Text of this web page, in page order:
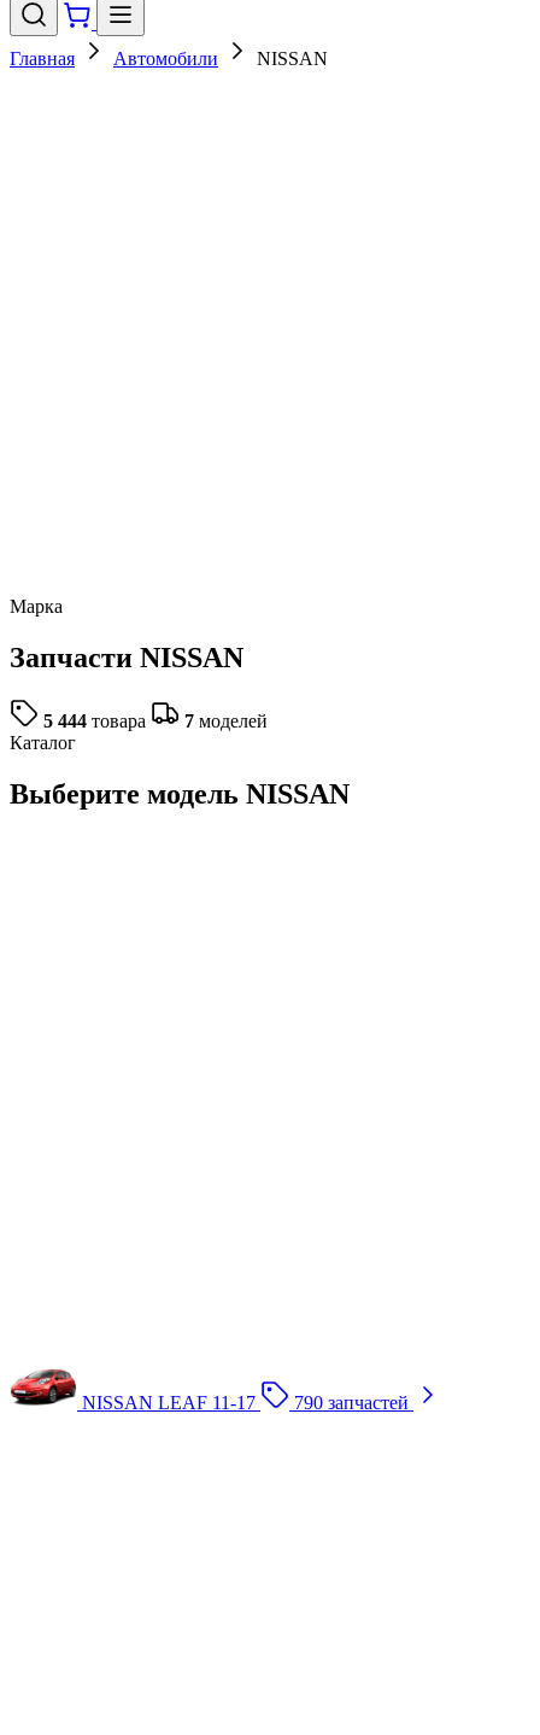
Главная Автомобили NISSAN
Марка
Запчасти NISSAN
5 444 товара 7 моделей
Каталог
Выберите модель NISSAN
NISSAN LEAF 11-17 790 запчастей